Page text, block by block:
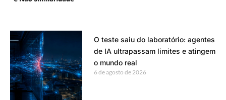
O teste saiu do laboratório: agentes
de IA ultrapassam limites e atingem
o mundo real
6 de agosto de 2026